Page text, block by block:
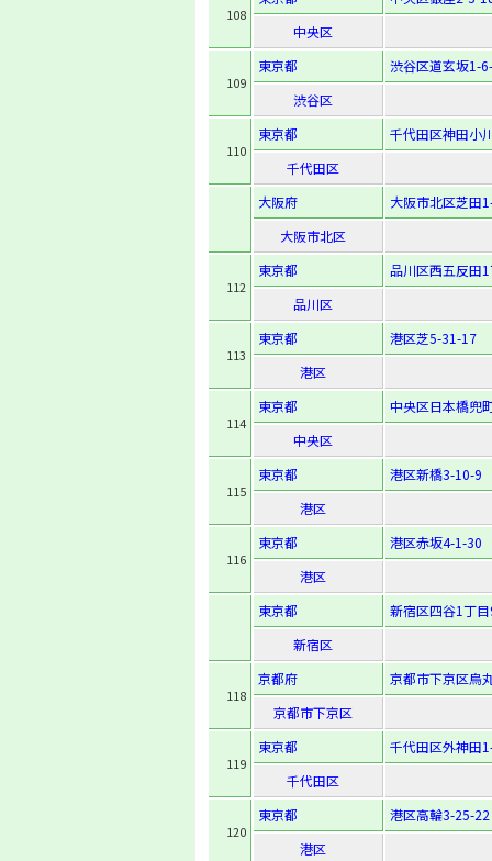
108
中央区
109
東京都
渋谷区道玄坂1-
渋谷区
110
東京都
千代田区神田小
千代田区
大阪府
大阪市北区芝田
大阪市北区
112
東京都
品川区西五反田
品川区
113
東京都
港区芝5-31-17
港区
114
東京都
中央区日本橋兜
中央区
115
東京都
港区新橋3-10-9
港区
116
東京都
港区赤坂4-1-30
港区
東京都
新宿区四谷1丁
新宿区
118
京都府
京都市下京区烏
京都市下京区
119
東京都
千代田区外神田
千代田区
120
東京都
港区高輪3-25-22
港区